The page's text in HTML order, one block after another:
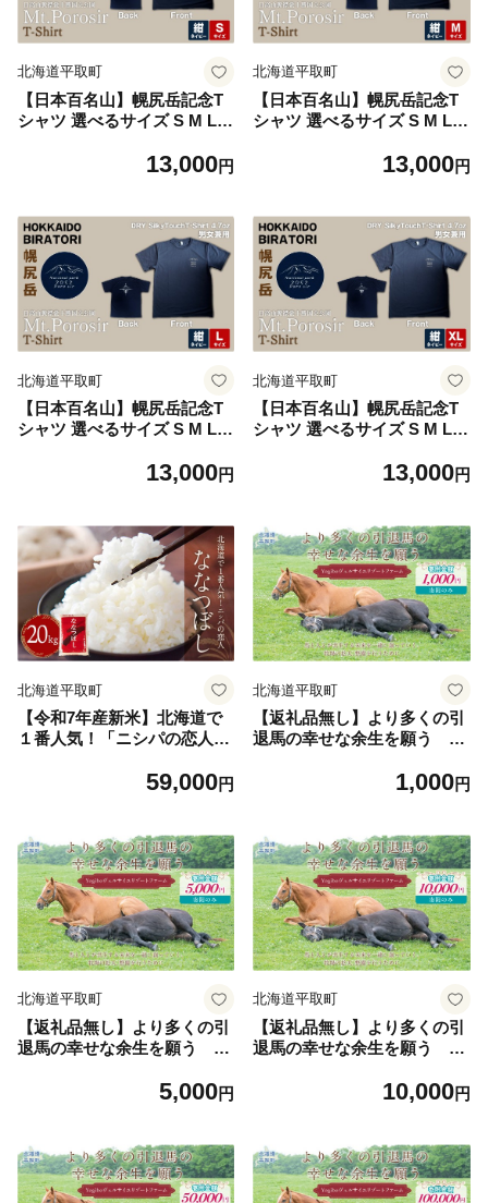
北海道平取町
【日本百名山】幌尻岳記念T
シャツ 選べるサイズ S M L X
と納税 人気 おすすめ ランキ
名山 お土産 ギフト 北海道 平
取町 送料無料 】 BRTJ021
13,000円
北海道平取町
【日本百名山】幌尻岳記念T
シャツ 選べるサイズ S M L X
納税 人気おすすめ ランキン
お土産 ギフト 北海道 平取町
送料無料 】 BRTJ022
13,000円
北海道平取町
【日本百名山】幌尻岳記念T
シャツ 選べるサイズ S M L X
納税 人気おすすめ ランキン
お土産 ギフト 北海道 平取町
送料無料 】 BRTJ023
13,000円
北海道平取町
【日本百名山】幌尻岳記念T
シャツ 選べるサイズ S M L X
と納税 人気おすすめ ランキ
名山 お土産 ギフト 北海道 平
取町 送料無料 】 BRTJ024
13,000円
北海道平取町
【令和7年産新米】北海道で
１番人気！「ニシパの恋人」
【 ふるさと納税 人気 おすす
おいしい 北海道 平取町 送料
無料 】 BRTH035
59,000円
北海道平取町
【返礼品無し】より多くの引
退馬の幸せな余生を願う Yo
ァーム（千円コース）【ふる
高齢馬 養老牧場 北海道 平取
町 びらとり 送料無料】BRTV
024-01
1,000円
北海道平取町
【返礼品無し】より多くの引
退馬の幸せな余生を願う Yo
ァーム（5千円コース）【ふ
馬 高齢馬 養老牧場 北海道 平
取町 びらとり 送料無料】BR
TV024-02
5,000円
北海道平取町
【返礼品無し】より多くの引
退馬の幸せな余生を願う Yo
ァーム（1万円コース）【ふ
馬 高齢馬 養老牧場 北海道 平
取町 びらとり 送料無料】BR
TV024-03
10,000円